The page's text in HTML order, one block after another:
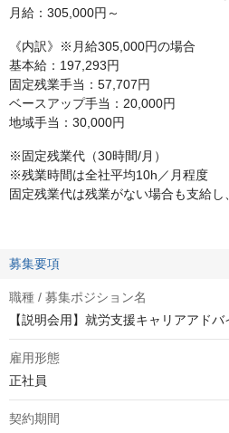
月給：305,000円～
《内訳》※月給305,000円の場合
基本給：197,293円
固定残業手当：57,707円
ベースアップ手当：20,000円
地域手当：30,000円
※固定残業代（30時間/月）
※残業時間は全社平均10h／月程度
固定残業代は残業がない場合も支給
募集要項
職種 / 募集ポジション名
【説明会用】就労支援キャリアアドバ
雇用形態
正社員
契約期間